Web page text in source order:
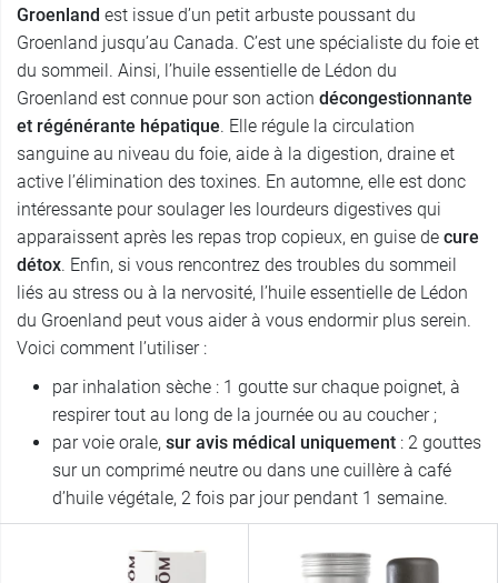
Groenland est issue d’un petit arbuste poussant du
Groenland jusqu’au Canada. C’est une spécialiste du foie et
du sommeil. Ainsi, l’huile essentielle de Lédon du
Groenland est connue pour son action décongestionnante
et régénérante hépatique. Elle régule la circulation
sanguine au niveau du foie, aide à la digestion, draine et
active l’élimination des toxines. En automne, elle est donc
intéressante pour soulager les lourdeurs digestives qui
apparaissent après les repas trop copieux, en guise de cure
détox. Enfin, si vous rencontrez des troubles du sommeil
liés au stress ou à la nervosité, l’huile essentielle de Lédon
du Groenland peut vous aider à vous endormir plus serein.
Voici comment l’utiliser :
par inhalation sèche : 1 goutte sur chaque poignet, à
respirer tout au long de la journée ou au coucher ;
par voie orale, sur avis médical uniquement : 2 gouttes
sur un comprimé neutre ou dans une cuillère à café
d’huile végétale, 2 fois par jour pendant 1 semaine.